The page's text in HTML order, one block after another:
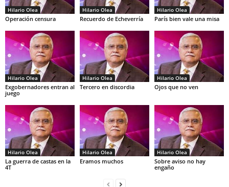
Hilario Olea
Operación censura
Hilario Olea
Recuerdo de Echeverría
Hilario Olea
París bien vale una misa
Hilario Olea
Exgobernadores entran al
juego
Hilario Olea
Tercero en discordia
Hilario Olea
Ojos que no ven
Hilario Olea
La guerra de castas en la
4T
Hilario Olea
Eramos muchos
Hilario Olea
Sobre aviso no hay
engaño